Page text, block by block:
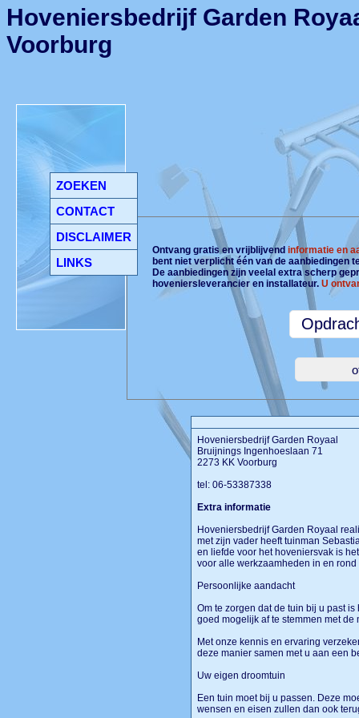
ZOEKEN
CONTACT
DISCLAIMER
LINKS
Hoveniersbedrijf Garden
Voorburg
Ontvang gratis en vrijblijvendinformatie en
bent niet verplicht één van de aanbiedingen
De aanbiedingen zijn veelal extra scherp
hoveniersleverancier en installateur.U
Hoveniersbedrijf Garden Royaal
Bruijnings Ingenhoeslaan 71
2273 KK Voorburg
tel: 06-53387338
Extra informatie
Hoveniersbedrijf Garden Royaal
met zijn vader heeft tuinman
en liefde voor het hoveniersvak is
voor alle werkzaamheden in en
Persoonlijke aandacht
Om te zorgen dat de tuin bij u past
goed mogelijk af te stemmen met
Met onze kennis en ervaring
deze manier samen met u aan een
Uw eigen droomtuin
Een tuin moet bij u passen. Deze
wensen en eisen zullen dan ook